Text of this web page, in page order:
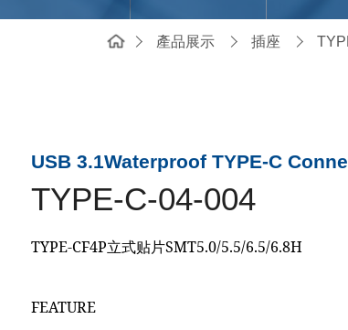
產品展示 插座
USB 3.1Waterproof TYPE-C
TYPE-C-04-004
TYPE-CF4P立式贴片SMT5.0/5.5/6.5/6.8H
FEATURE